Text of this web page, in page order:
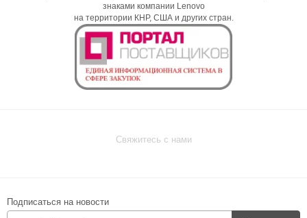
знаками компании Lenovo
на территории КНР, США и других стран.
Свяжитесь с нами
Подписаться на новости